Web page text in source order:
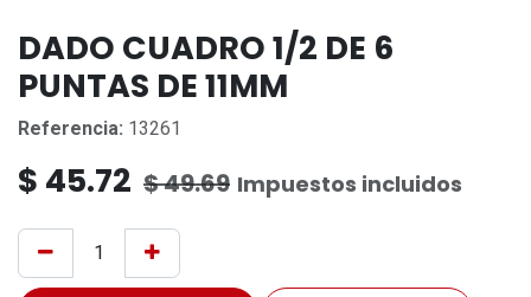
DADO CUADRO 1/2 DE 6
PUNTAS DE 11MM
Referencia: 13261
$ 45.72 $49.69 Impuestos incluidos